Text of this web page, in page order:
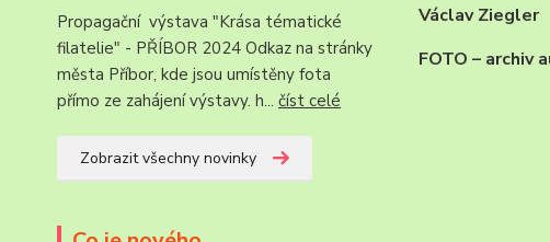
Propagační výstava "Krása tématické
filatelie" - PŘÍBOR 2024 Odkaz na stránky
města Příbor, kde jsou umístěny fota
přímo ze zahájení výstavy. h... číst celé
Zobrazit všechny novinky
Václav Ziegler
FOTO – archiv